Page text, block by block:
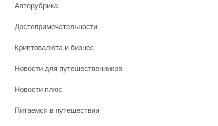
Авторубрика
Достопримечательности
Криптовалюта и бизнес
Новости для путешественников
Новости плюс
Питаемся в путешествии